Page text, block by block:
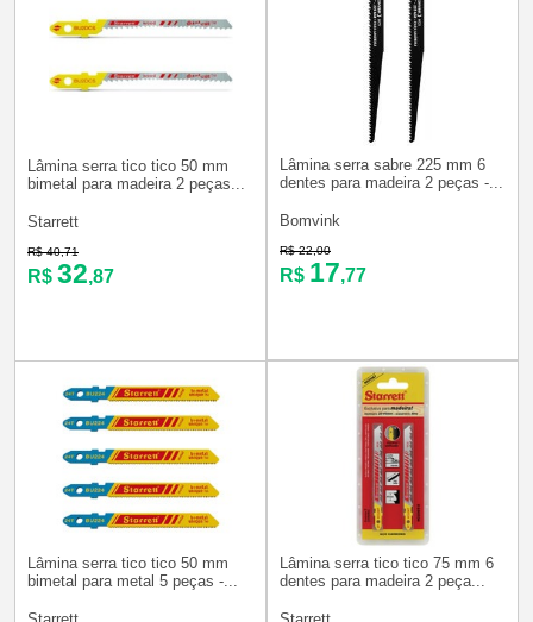
Lâmina serra tico tico 50 mm
bimetal para madeira 2 peças...
Starrett
R$ 40,71
R$ 32,87
Lâmina serra sabre 225 mm 6
dentes para madeira 2 peças -...
Bomvink
R$ 22,00
R$ 17,77
Lâmina serra tico tico 50 mm
bimetal para metal 5 peças -...
Starrett
Lâmina serra tico tico 75 mm 6
dentes para madeira 2 peça...
Starrett